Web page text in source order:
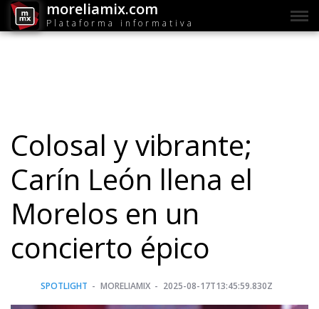
moreliamix.com
Plataforma informativa
Colosal y vibrante;
Carín León llena el
Morelos en un
concierto épico
SPOTLIGHT MORELIAMIX 2025-08-17T13:45:59.830Z